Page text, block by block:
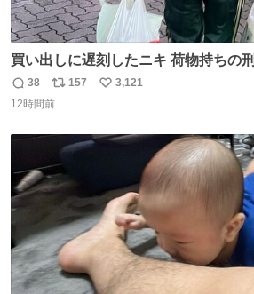
買い出しに遅刻したニキ 荷物持ちの刑
返
信
38
リ
ポ
ト
数
157
い
3,121
12時間前